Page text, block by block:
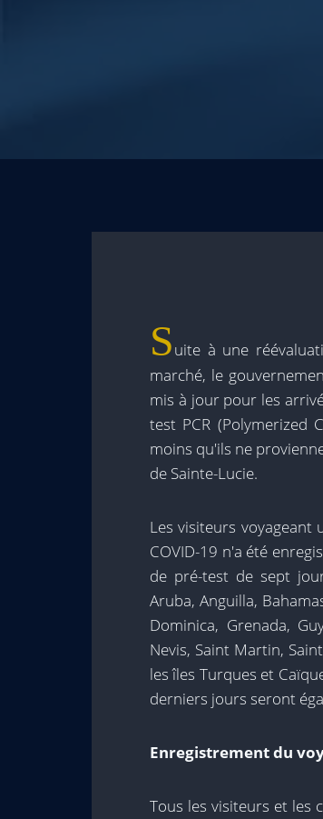
Suite à une
marché, le
mis à jour pour les
test PCR (Polymerized
moins qu'ils ne
de Sainte-Lucie.
Les visiteurs
COVID-19 n'a été
de pré-test de sept
Aruba, Anguilla,
Dominica, Grenada,
Nevis, Saint Martin,
les îles Turques et
derniers jours seront
Enregistrement du
Tous les visiteurs et les